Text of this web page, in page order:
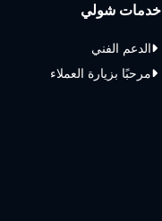
خدمات شولي
الدعم الفني
مرحبًا بزيارة العملاء